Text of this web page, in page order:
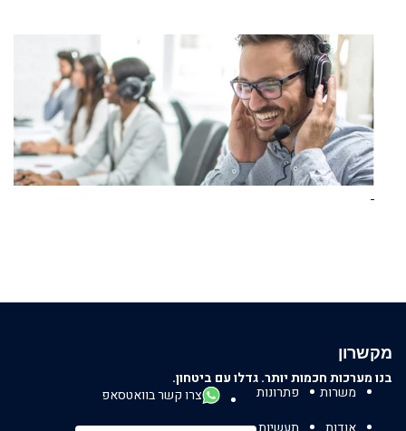
מקשרון
בנו מערכות חכמות יותר. גדלו עם ביטחון.
משרות
פתרונות
צרו קשר בוואטסאפ